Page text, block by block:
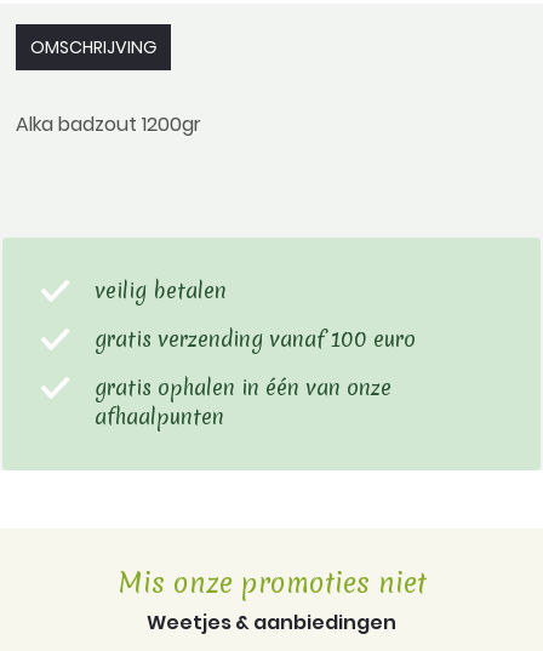
OMSCHRIJVING
Alka badzout 1200gr
veilig betalen
gratis verzending vanaf 100 euro
gratis ophalen in één van onze
afhaalpunten
Mis onze promoties niet
Weetjes & aanbiedingen